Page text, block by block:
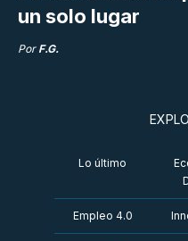
un solo lugar
Por F.G.
Lo último
Empleo 4.0